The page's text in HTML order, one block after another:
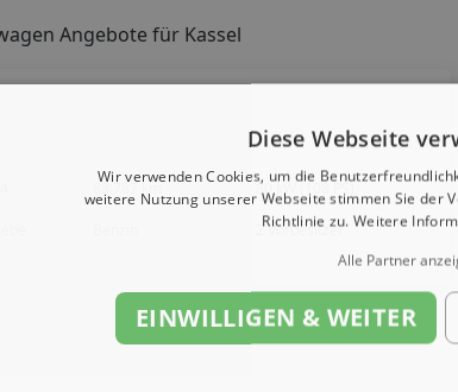
Angebote für Kassel
6.999 EUR
88.787 km 80 kW (108 PS)
2 Vorbesitzer
Diese Webseite
Wir verwenden Cookies, um die
weitere Nutzung unserer Webseite stimmen Sie der
Richtlinie zu. Weitere
Alle Partner
EINWILLIGEN & WEITER